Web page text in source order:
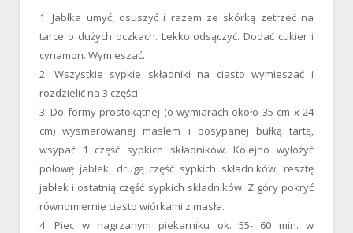
1. Jabłka umyć, osuszyć i razem ze skórką zetrzeć na
tarce o dużych oczkach. Lekko odsączyć. Dodać cukier i
cynamon. Wymieszać.
2. Wszystkie sypkie składniki na ciasto wymieszać i
rozdzielić na 3 części.
3. Do formy prostokątnej (o wymiarach około 35 cm x 24
cm) wysmarowanej masłem i posypanej bułką tartą,
wsypać 1 część sypkich składników. Kolejno wyłożyć
połowę jabłek, drugą część sypkich składników, resztę
jabłek i ostatnią część sypkich składników. Z góry pokryć
równomiernie ciasto wiórkami z masła.
4. Piec w nagrzanym piekarniku ok. 55- 60 min. w